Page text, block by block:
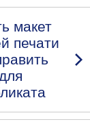
макет
печати